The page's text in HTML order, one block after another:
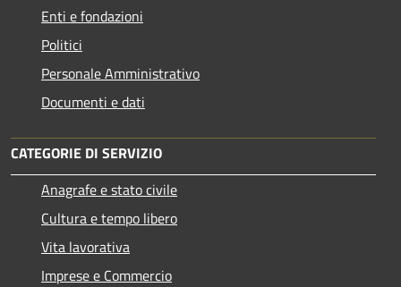
Enti e fondazioni
Politici
Personale Amministrativo
Documenti e dati
CATEGORIE DI SERVIZIO
Anagrafe e stato civile
Cultura e tempo libero
Vita lavorativa
Imprese e Commercio